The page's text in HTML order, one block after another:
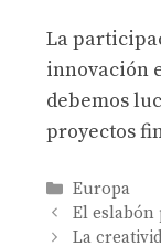
La
innovación
debemos
proyectos
Categories
Europa
El
La